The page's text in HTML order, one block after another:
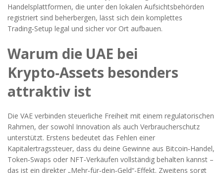
Handelsplattformen, die unter den lokalen Aufsichtsbehörden
registriert sind beherbergen, lässt sich dein komplettes
Trading‑Setup legal und sicher vor Ort aufbauen.
Warum die UAE bei
Krypto‑Assets besonders
attraktiv ist
Die VAE verbinden steuerliche Freiheit mit einem regulatorischen
Rahmen, der sowohl Innovation als auch Verbraucherschutz
unterstützt. Erstens bedeutet das Fehlen einer
Kapitalertragssteuer, dass du deine Gewinne aus Bitcoin‑Handel,
Token‑Swaps oder NFT‑Verkäufen vollständig behalten kannst –
das ist ein direkter „Mehr‑für‑dein‑Geld“-Effekt. Zweitens sorgt